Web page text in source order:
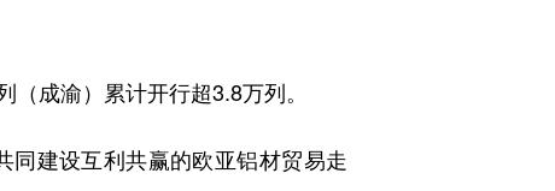
成渝）累计开行超3.8万列。
建设互利共赢的欧亚铝材贸易走